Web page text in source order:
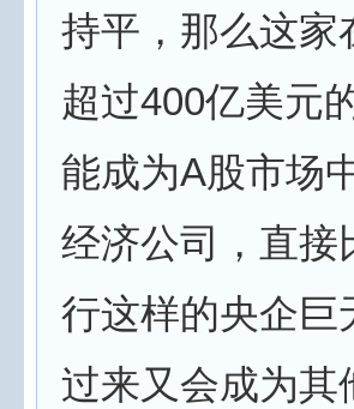
持平，那么这家
超过400亿美元
能成为A股市场
经济公司，直接
行这样的央企巨
过来又会成为其